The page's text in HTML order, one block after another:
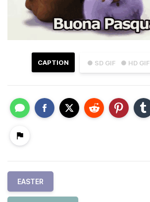
● SD GIF ● HD GIF
CAPTION
EASTER